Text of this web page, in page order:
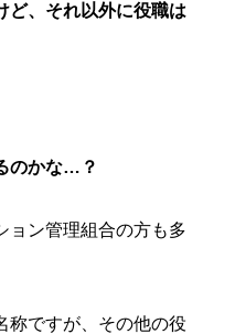
ど、それ以外に役職は
のかな…？
ョン管理組合の方も多
称ですが、その他の役